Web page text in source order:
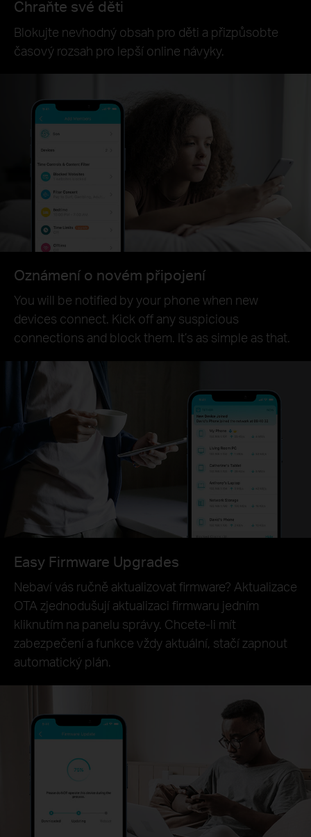
Chraňte své děti
Blokujte nevhodný obsah pro děti a přizpůsobte
časový rozsah pro lepší online návyky.
Oznámení o novém připojení
You will be notified by your phone when new
devices connect. Kick off any suspicious
connections and block them. It’s as simple as that.
Easy Firmware Upgrades
Nebaví vás ručně aktualizovat firmware? Aktualizace
OTA zjednodušují aktualizaci firmwaru jedním
kliknutím na panelu správy. Chcete-li mít
zabezpečení a funkce vždy aktuální, stačí zapnout
automatický plán.